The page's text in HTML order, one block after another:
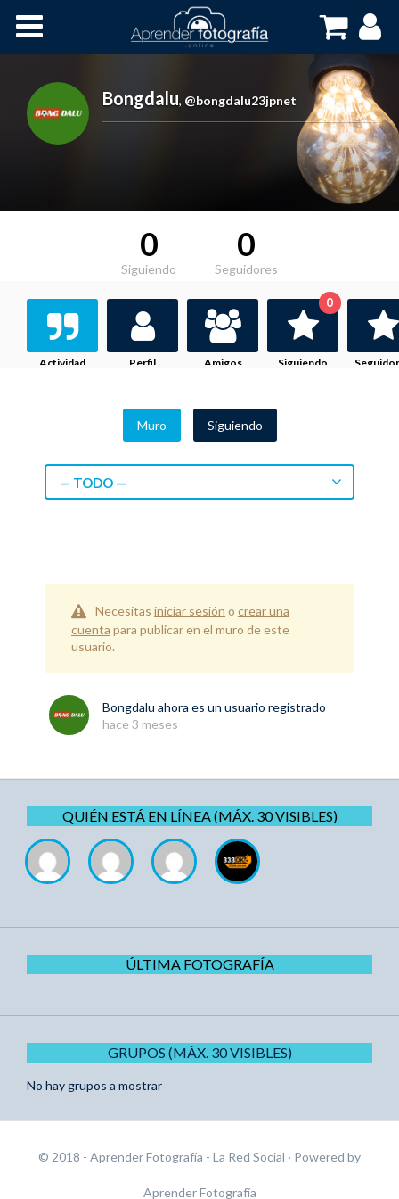
Cursos OnLine
Bongdalu, @bongdalu23jpnet
0
Siguiendo
0
Seguidores
Actividad Perfil Amigos Siguiendo
0
Muro Siguiendo
— TODO —
Necesitas iniciar sesión o crear una
cuenta para publicar en el muro de este
usuario.
Bongdalu ahora es un usuario registrado
hace 3 meses
QUIÉN ESTÁ EN LÍNEA (MÁX. 30 VISIBLES)
ÚLTIMA FOTOGRAFÍA
GRUPOS (MÁX. 30 VISIBLES)
No hay grupos a mostrar
© 2018 - Aprender Fotografía - La Red Social · Powered by
Aprender Fotografía